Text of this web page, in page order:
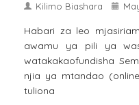
Kilimo Biashara
Habari za leo
awamu ya pili ya
watakakaofundisha
njia ya mtandao
tuliona